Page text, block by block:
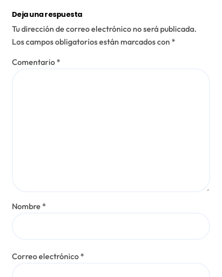
Deja una respuesta
Tu dirección de correo electrónico no será publicada.
Los campos obligatorios están marcados con *
Comentario *
Nombre *
Correo electrónico *